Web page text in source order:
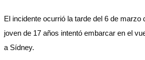
El incidente ocurrió la tarde del 6 de marzo
joven de 17 años intentó embarcar en el
a Sídney.